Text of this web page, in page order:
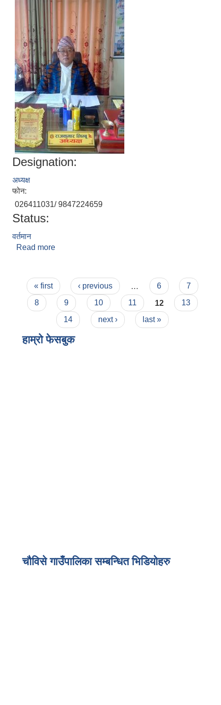
Designation:
अध्यक्ष
फोन:
026411031/ 9847224659
Status:
वर्तमान
Read more
Pages
« first ‹ previous … 6
7
8
9 10 11 12
13
14
next › last »
हाम्राे फेसबुक
चौविसे गाउँपालिका सम्बन्धित भिडियोहरु